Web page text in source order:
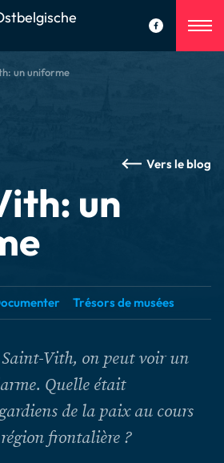
un uniforme
Vers le blog
un
Trésors de musées
Saint-Vith, on peut voir un
Quelle était
de la paix au cours
frontalière ?